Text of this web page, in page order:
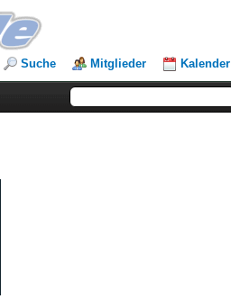
Suche Mitglieder Kalender